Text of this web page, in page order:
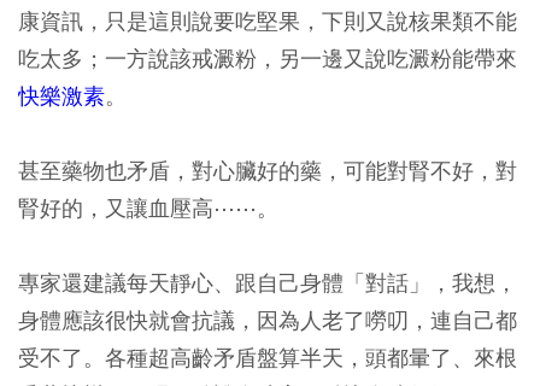
康資訊，只是這則說要吃堅果，下則又說核果類不能
吃太多；一方說該戒澱粉，另一邊又說吃澱粉能帶來
快樂激素。
甚至藥物也矛盾，對心臟好的藥，可能對腎不好，對
腎好的，又讓血壓高⋯⋯。
專家還建議每天靜心、跟自己身體「對話」，我想，
身體應該很快就會抗議，因為人老了嘮叨，連自己都
受不了。各種超高齡矛盾盤算半天，頭都暈了、來根